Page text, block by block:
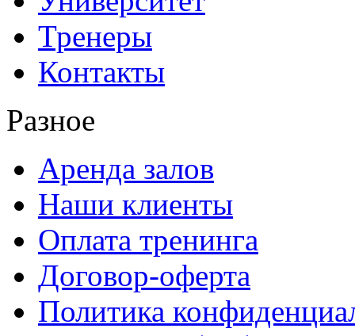
Тренеры
Контакты
Разное
Аренда залов
Наши клиенты
Оплата тренинга
Договор-оферта
Политика